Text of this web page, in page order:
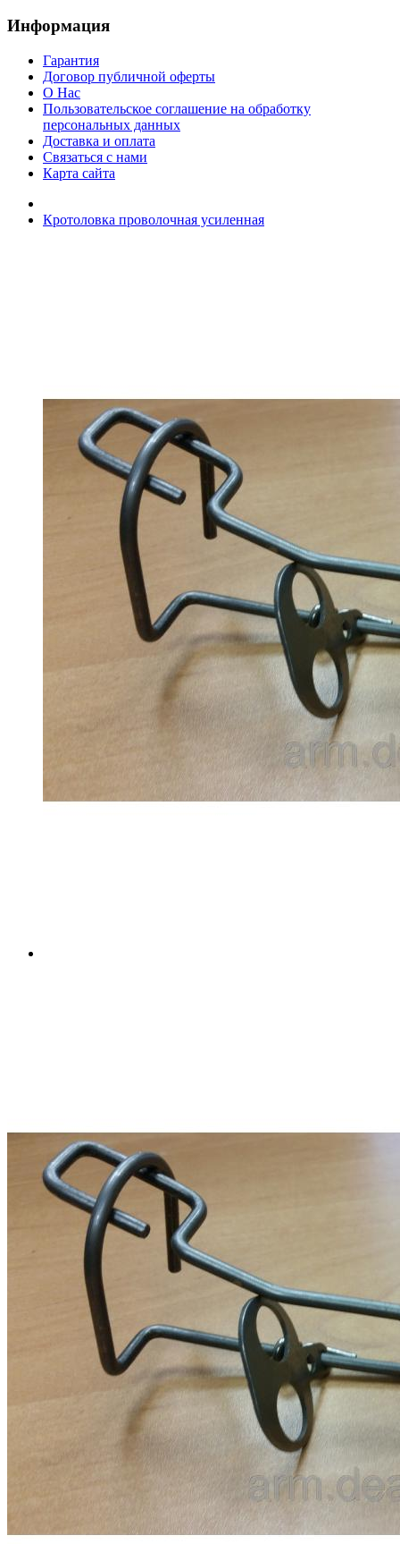
Информация
Гарантия
Договор публичной оферты
О Нас
Пользовательское соглашение на обработку
персональных данных
Доставка и оплата
Связаться с нами
Карта сайта
Кротоловка проволочная усиленная